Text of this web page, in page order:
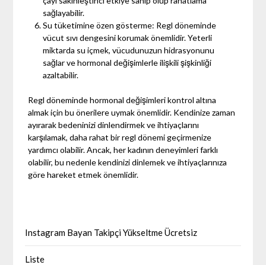
sağlayabilir.
Su tüketimine özen gösterme: Regl döneminde
vücut sıvı dengesini korumak önemlidir. Yeterli
miktarda su içmek, vücudunuzun hidrasyonunu
sağlar ve hormonal değişimlerle ilişkili şişkinliği
azaltabilir.
Regl döneminde hormonal değişimleri kontrol altına
almak için bu önerilere uymak önemlidir. Kendinize zaman
ayırarak bedeninizi dinlendirmek ve ihtiyaçlarını
karşılamak, daha rahat bir regl dönemi geçirmenize
yardımcı olabilir. Ancak, her kadının deneyimleri farklı
olabilir, bu nedenle kendinizi dinlemek ve ihtiyaçlarınıza
göre hareket etmek önemlidir.
Instagram Bayan Takipçi Yükseltme Ücretsiz
Liste